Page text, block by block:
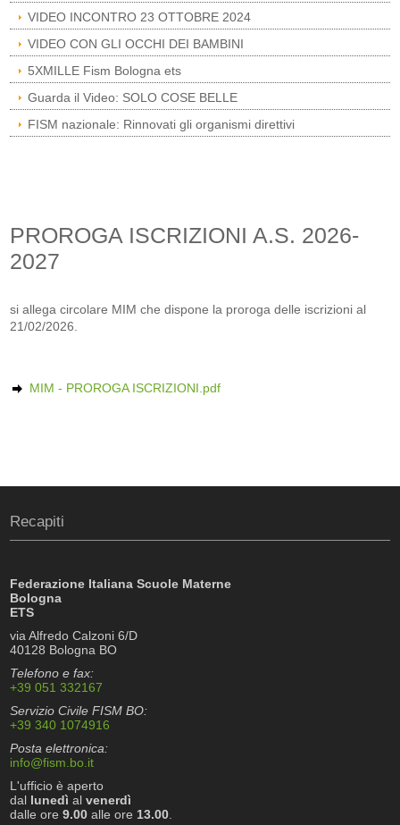
VIDEO INCONTRO 23 OTTOBRE 2024
VIDEO CON GLI OCCHI DEI BAMBINI
5XMILLE Fism Bologna ets
Guarda il Video: SOLO COSE BELLE
FISM nazionale: Rinnovati gli organismi direttivi
PROROGA ISCRIZIONI A.S. 2026-
2027
si allega circolare MIM che dispone la proroga delle iscrizioni al
21/02/2026.
MIM - PROROGA ISCRIZIONI.pdf
Recapiti
Federazione Italiana Scuole Materne
Bologna
ETS
via Alfredo Calzoni 6/D
40128 Bologna BO
Telefono e fax:
+39 051 332167
Servizio Civile FISM BO:
+39 340 1074916
Posta elettronica:
info@fism.bo.it
L'ufficio è aperto
dal lunedì alvenerdì
dalle ore9.00 alle ore 13.00